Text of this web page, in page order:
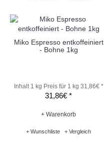
Miko Espresso entkoffeiniert
- Bohne 1kg
Inhalt 1 kg Preis für 1 kg 31,86€ *
31,86€ *
+ Warenkorb
+ Wunschliste + Vergleich